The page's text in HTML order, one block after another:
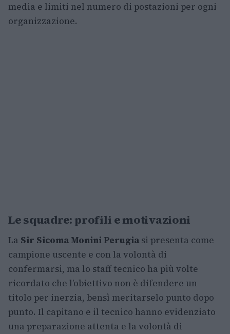
media e limiti nel numero di postazioni per ogni
organizzazione.
Le squadre: profili e motivazioni
La Sir Sicoma Monini Perugia si presenta come
campione uscente e con la volontà di
confermarsi, ma lo staff tecnico ha più volte
ricordato che l’obiettivo non è difendere un
titolo per inerzia, bensì meritarselo punto dopo
punto. Il capitano e il tecnico hanno evidenziato
una preparazione attenta e la volontà di